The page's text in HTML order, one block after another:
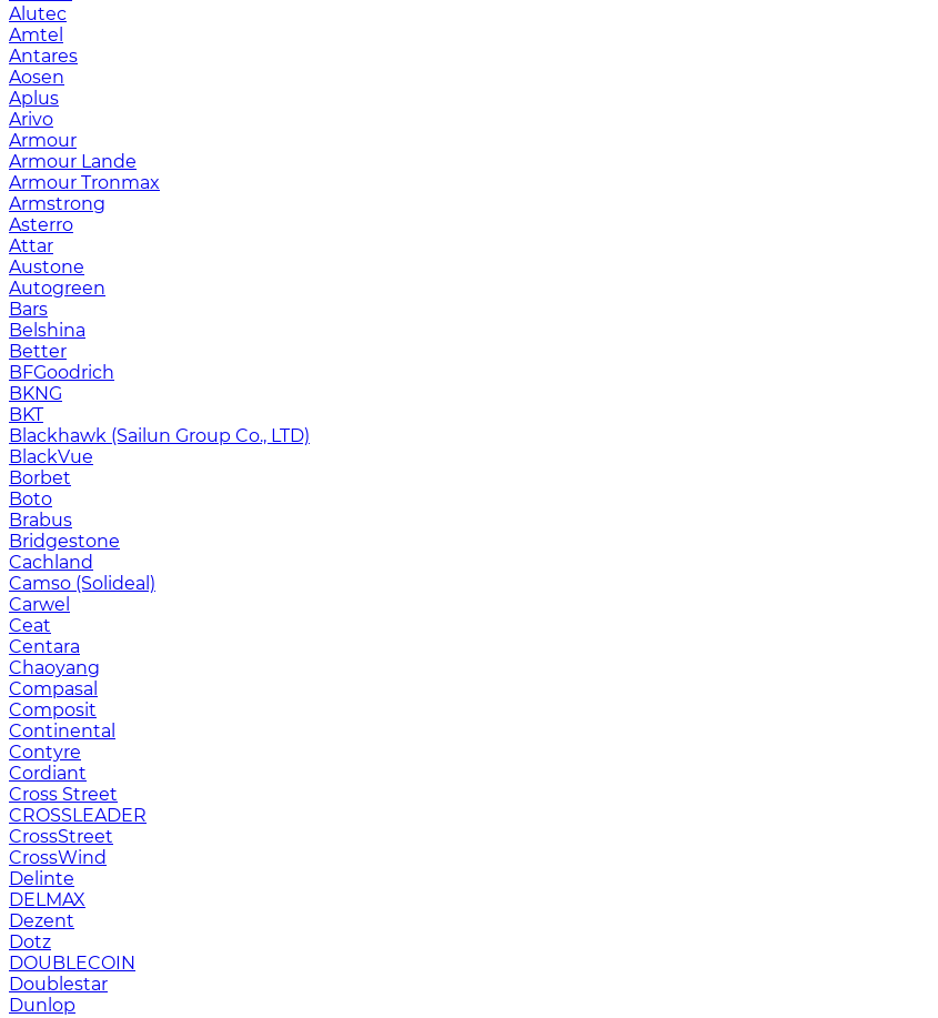
Alutec
Amtel
Antares
Aosen
Aplus
Arivo
Armour
Armour Lande
Armour Tronmax
Armstrong
Asterro
Attar
Austone
Autogreen
Bars
Belshina
Better
BFGoodrich
BKNG
BKT
Blackhawk (Sailun Group Co., LTD)
BlackVue
Borbet
Boto
Brabus
Bridgestone
Cachland
Camso (Solideal)
Carwel
Ceat
Centara
Chaoyang
Compasal
Composit
Continental
Contyre
Cordiant
Cross Street
CROSSLEADER
CrossStreet
CrossWind
Delinte
DELMAX
Dezent
Dotz
DOUBLECOIN
Doublestar
Dunlop